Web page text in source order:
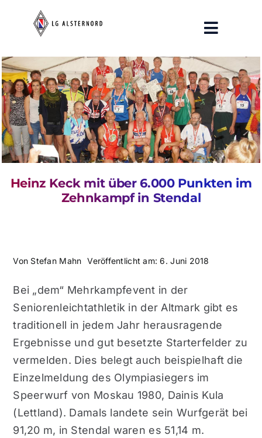
Toggle
Aktuelles
Training
Breitensport
Verein
Pressespiegel
Heinz Keck mit über 6.000 Punkten im
Zehnkampf in Stendal
Von Stefan Mahn Veröffentlicht am: 6. Juni 2018
Bei „dem“ Mehrkampfevent in der
Seniorenleichtathletik in der Altmark gibt es
traditionell in jedem Jahr herausragende
Ergebnisse und gut besetzte Starterfelder zu
vermelden. Dies belegt auch beispielhaft die
Einzelmeldung des Olympiasiegers im
Speerwurf von Moskau 1980, Dainis Kula
(Lettland). Damals landete sein Wurfgerät bei
91,20 m, in Stendal waren es 51,14 m.